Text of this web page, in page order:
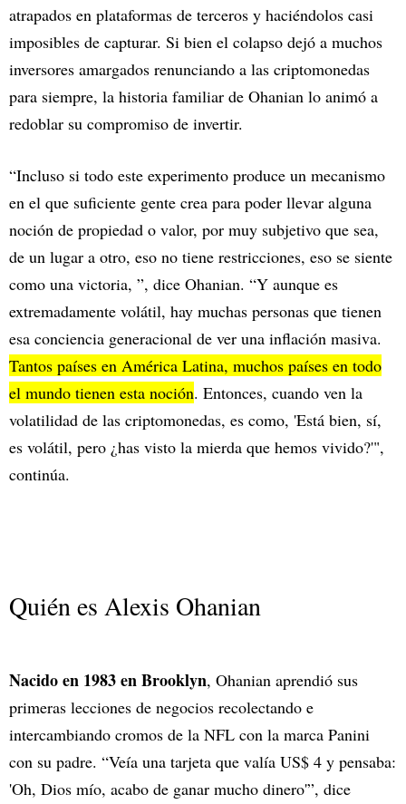
atrapados en plataformas de terceros y haciéndolos casi
imposibles de capturar. Si bien el colapso dejó a muchos
inversores amargados renunciando a las criptomonedas
para siempre, la historia familiar de Ohanian lo animó a
redoblar su compromiso de invertir.
“Incluso si todo este experimento produce un mecanismo
en el que suficiente gente crea para poder llevar alguna
noción de propiedad o valor, por muy subjetivo que sea,
de un lugar a otro, eso no tiene restricciones, eso se siente
como una victoria, ”, dice Ohanian. “Y aunque es
extremadamente volátil, hay muchas personas que tienen
esa conciencia generacional de ver una inflación masiva.
Tantos países en América Latina, muchos países en todo
el mundo tienen esta noción. Entonces, cuando ven la
volatilidad de las criptomonedas, es como, 'Está bien, sí,
es volátil, pero ¿has visto la mierda que hemos vivido?'",
continúa.
Quién es Alexis Ohanian
Nacido en 1983 en Brooklyn, Ohanian aprendió sus
primeras lecciones de negocios recolectando e
intercambiando cromos de la NFL con la marca Panini
con su padre. “Veía una tarjeta que valía US$ 4 y pensaba:
'Oh, Dios mío, acabo de ganar mucho dinero'”, dice